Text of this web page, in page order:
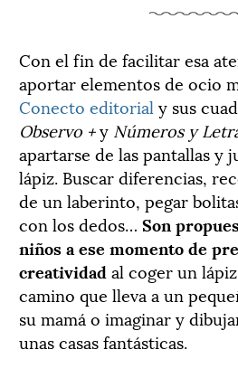
Con el fin de facilitar esa
aportar elementos de ocio
Conecto editorial y sus
Observo +y Números y
apartarse de las pantallas y
lápiz. Buscar diferencias,
de un laberinto, pegar
con los dedos… Son
niños a ese momento de
creatividad al coger un
camino que lleva a un
su mamá o imaginar y
unas casas fantásticas.